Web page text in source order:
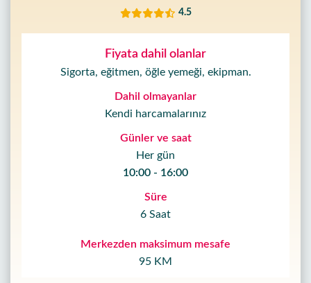
4.5
Fiyata dahil olanlar
Sigorta, eğitmen, öğle yemeği, ekipman.
Dahil olmayanlar
Kendi harcamalarınız
Günler ve saat
Her gün
10:00 - 16:00
Süre
6 Saat
Merkezden maksimum mesafe
95 KM